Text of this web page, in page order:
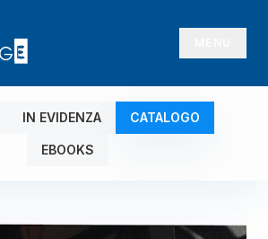
IN EVIDENZA CATALOGO
EBOOKS